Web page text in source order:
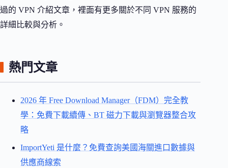
過的 VPN 介紹文章，裡面有更多關於不同 VPN 服務的
詳細比較與分析。
熱門文章
2026 年 Free Download Manager（FDM）完全教
學：免費下載續傳、BT 磁力下載與瀏覽器整合攻
略
ImportYeti 是什麼？免費查詢美國海關進口數據與
供應商線索